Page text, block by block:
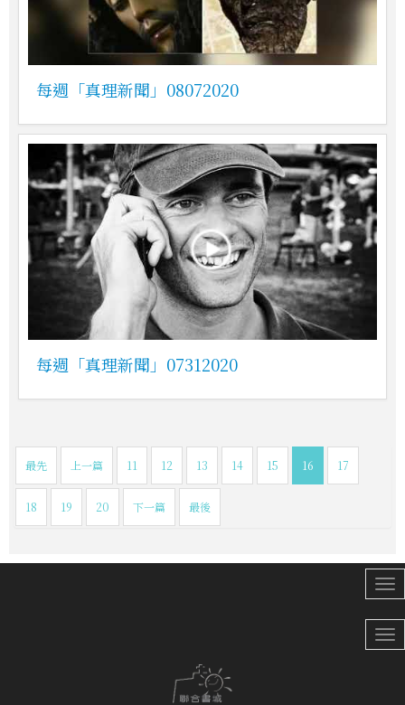
每週「真理新聞」08072020
每週「真理新聞」07312020
最先 上一篇 11 12 13 14 15 16 17
18 19 20 下一篇 最後